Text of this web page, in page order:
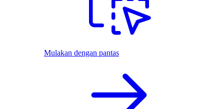
Mulakan dengan pantas